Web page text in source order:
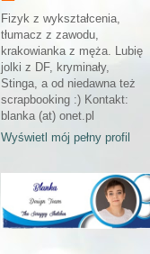
Fizyk z wykształcenia,
tłumacz z zawodu,
krakowianka z męża. Lubię
jolki z DF, kryminały,
Stinga, a od niedawna też
scrapbooking :) Kontakt:
blanka (at) onet.pl
Wyświetl mój pełny profil